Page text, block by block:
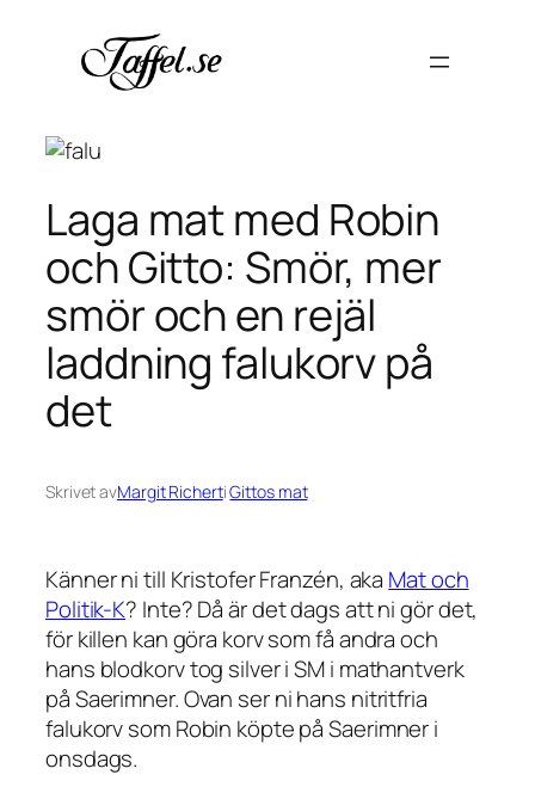
innehåll
Laga mat med Robin
och Gitto: Smör, mer
smör och en rejäl
laddning falukorv på
det
Skrivet avMargit RichertiGittos mat
Känner ni till Kristofer Franzén, aka Mat och
Politik-K? Inte? Då är det dags att ni gör det,
för killen kan göra korv som få andra och
hans blodkorv tog silver i SM i mathantverk
på Saerimner. Ovan ser ni hans nitritfria
falukorv som Robin köpte på Saerimner i
onsdags.